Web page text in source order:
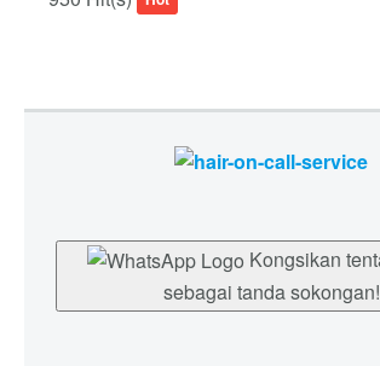
sebagai tanda sokongan!